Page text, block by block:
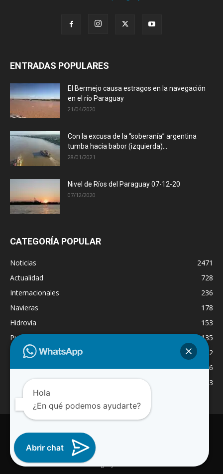
ENTRADAS POPULARES
El Bermejo causa estragos en la navegación
en el río Paraguay
21/04/2020
Con la excusa de la “soberanía” argentina
tumba hacia babor (izquierda)...
28/01/2021
Nivel de Ríos del Paraguay 07-12-20
07/12/2020
CATEGORÍA POPULAR
Noticias
2471
Actualidad
728
Internacionales
236
Navieras
178
Hidrovía
153
Puertos
135
Economía
132
Nacionales
126
Dragado
123
LOGISTICA
INTERNACIONAL
© 2025 Paraguay Fluvial Noticias
Hola
¿En qué podemos ayudarte?
Abrir chat